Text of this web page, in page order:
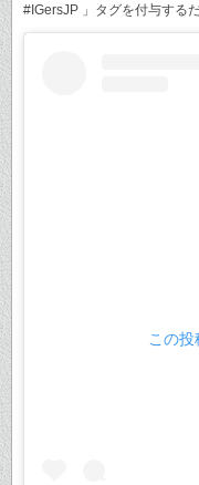
#IGersJP 」タグを付与する
この